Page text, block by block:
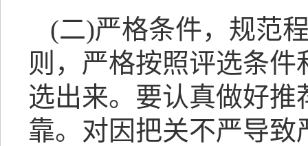
(二)严格条件，规范
则，严格按照评选条
选出来。要认真做好
靠。对因把关不严导